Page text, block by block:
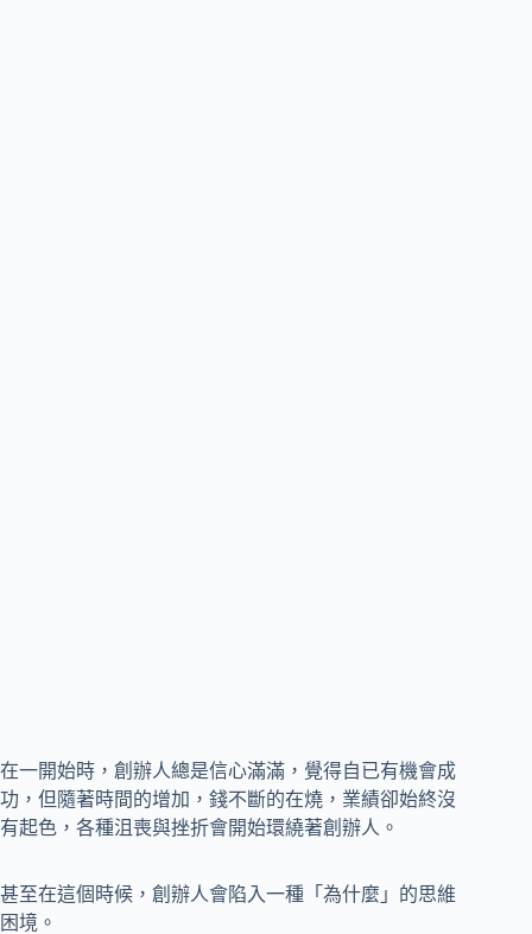
在一開始時，創辦人總是信心滿滿，覺得自已有機會成
功，但隨著時間的增加，錢不斷的在燒，業績卻始終沒
有起色，各種沮喪與挫折會開始環繞著創辦人。
甚至在這個時候，創辦人會陷入一種「為什麼」的思維
困境。